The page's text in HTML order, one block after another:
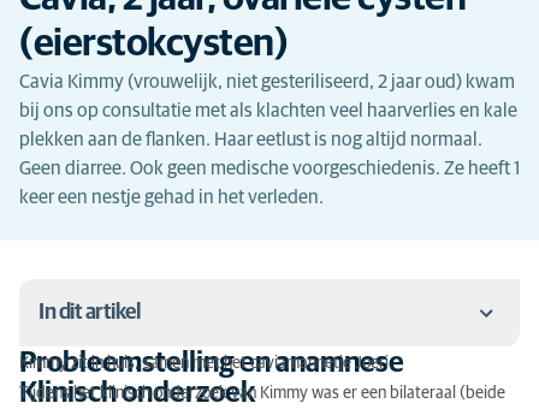
(eierstokcysten)
Cavia Kimmy (vrouwelijk, niet gesteriliseerd, 2 jaar oud) kwam
bij ons op consultatie met als klachten veel haarverlies en kale
plekken aan de flanken. Haar eetlust is nog altijd normaal.
Geen diarree. Ook geen medische voorgeschiedenis. Ze heeft 1
keer een nestje gehad in het verleden.
In dit artikel
Probleemstelling en anamnese
Probleemstelling en anamnese
Kimmy zit in huis, samen met het caviamannetje Joeri.
Klinisch onderzoek
Tijdens het klinisch onderzoek van Kimmy was er een bilateraal (beide